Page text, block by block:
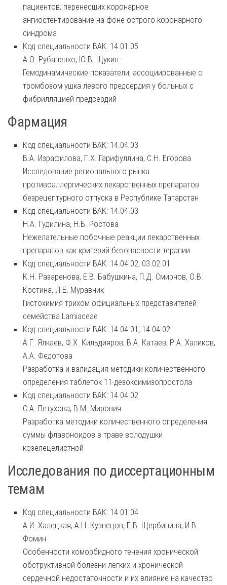
пациентов, перенесших коронарное
ангиостентирование на фоне острого коронарного
синдрома
Код специальности ВАК: 14.01.05
А.О. Рубаненко, Ю.В. Щукин
Гемодинамические показатели, ассоциированные с
тромбозом ушка левого предсердия у больных с
фибрилляцией предсердий
Фармация
Код специальности ВАК: 14.04.03
В.А. Израфилова, Г.Х. Гарифуллина, С.Н. Егорова
Исследование регионального рынка
противоаллергических лекарственных препаратов
безрецептурного отпуска в Республике Татарстан
Код специальности ВАК: 14.04.03
Н.А. Гудилина, Н.Б. Ростова
Нежелательные побочные реакции лекарственных
препаратов как критерий безопасности терапии
Код специальности ВАК: 14.04.02; 03.02.01
К.Н. Разаренова, Е.В. Бабушкина, П.Д. Смирнов, О.В.
Костина, Л.Е. Муравник
Гистохимия трихом официальных представителей
семейства Lamiaceae
Код специальности ВАК: 14.04.01; 14.04.02
А.Г. Ялкаев, Ф.Х. Кильдияров, В.А. Катаев, Р.А. Халиков,
А.А. Федотова
Разработка и валидация методики количественного
определения таблеток 11-дезоксимизопростола
Код специальности ВАК: 14.04.02
С.А. Петухова, В.М. Мирович
Разработка методики количественного определения
суммы флавоноидов в траве володушки
козелецелистной
Исследования по диссертационным
темам
Код специальности ВАК: 14.01.04
А.И. Халецкая, А.Н. Кузнецов, Е.В. Щербинина, И.В.
Фомин
Особенности коморбидного течения хронической
обструктивной болезни легких и хронической
сердечной недостаточности и их влияние на качество